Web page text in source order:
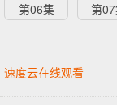
第06集
第
速度云在线观看